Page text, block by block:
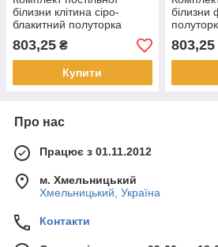
білизни клітина сіро-
блакитний полуторка
803,25 ₴
Купити
білизни
803,25
Про нас
Працює з 01.11.2012
м. Хмельницький
Хмельницький, Україна
Контакти